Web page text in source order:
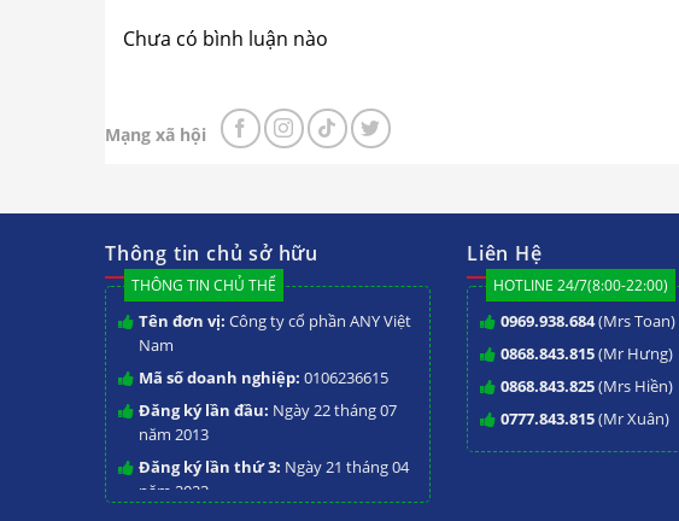
Tại sao bạn nên chọn Bình đun
chóng và an toàn.
Được sản xuất và nhập khẩu trực tiếp từ
năng ưu việt, và là lựa chọn lý tưởng cho các hộ gia đình cũng
nghiệp, nhà hàng và khách sạn.
Được sản xuất theo tiêu chuẩn chất lượng châu Âu nên
suất cao. Khi sử dụng thiết bị, nước sẽ được đun sôi
đó, người sử dụng có thể tiết kiệm được rất nhiêu thời
thường.
Chưa có bình luận nào
Mạng xã hội
Thông tin chủ sở hữu
THÔNG TIN CHỦ THỂ
Tên đơn vị: Công ty cổ phần ANY Việt
Nam
Mã số doanh nghiệp: 0106236615
Đăng ký lần đầu: Ngày 22 tháng 07
năm 2013
Đăng ký lần thứ 3: Ngày 21 tháng 04
năm 2023
Liên Hệ
HOTLINE 24/7(8:00-22:00)
0969.938.684(Mrs Toan)
0868.843.815(Mr Hưng)
0868.843.825(Mrs Hiền)
0777.843.815(Mr Xuân)